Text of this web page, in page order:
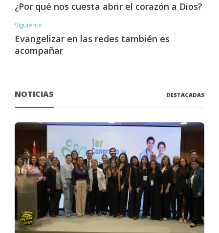
¿Por qué nos cuesta abrir el corazón a Dios?
Siguiente
Evangelizar en las redes también es
acompañar
NOTICIAS DESTACADAS